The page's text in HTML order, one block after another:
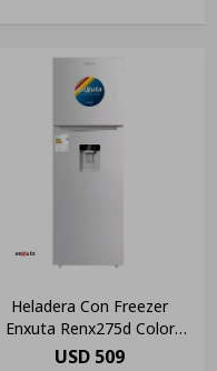
Heladera Con Freezer
Enxuta Renx275d Color
White Con Capacidad De
USD 509